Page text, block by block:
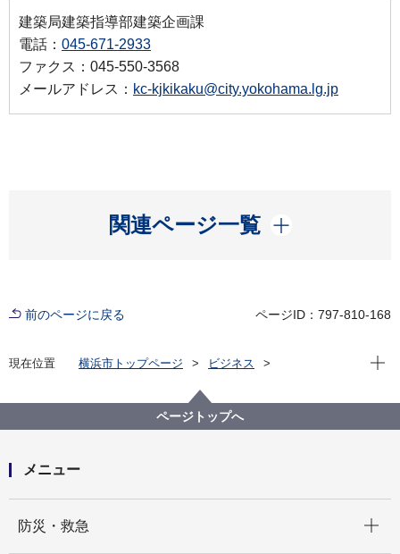
建築局建築指導部建築企画課
電話： 045-671-2933
ファクス：045-550-3568
メールアドレス： kc-kjkikaku@city.yokohama.lg.jp
関連ページ一覧
開く
前のページに戻る ページID：797-810-168
現在位置 横浜市トップページ
ビジネス
建築関連手続・法令・許認可
建築基準法に基づく許可・認定・指定等
意見公募ページ
現在
ページトップへ
メニュー
防災・救急